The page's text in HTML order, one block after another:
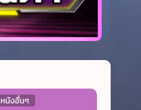
หนังอื่นๆ